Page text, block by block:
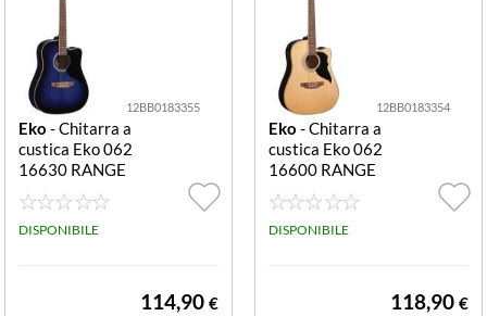
12BB0183355
Eko - Chitarra a
custica Eko 062
16630 RANGE
R CW EQ Blue s
unburst CW EQ
DISPONIBILE
114,90 €
12BB0183354
Eko - Chitarra a
custica Eko 062
16600 RANGE
R Cw Eq Natural
Cw Eq
DISPONIBILE
118,90 €